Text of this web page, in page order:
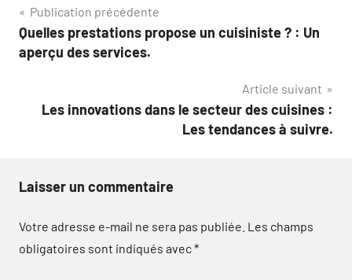
Navigation
de
Publication précédente
Quelles prestations propose un cuisiniste ? : Un
aperçu des services.
Article suivant
Les innovations dans le secteur des cuisines :
Les tendances à suivre.
Laisser un commentaire
Votre adresse e-mail ne sera pas publiée. Les champs
obligatoires sont indiqués avec*